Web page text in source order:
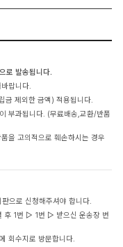
로 발송됩니다.
랍니다.
금 제외한 금액) 적용됩니다.
부과됩니다. (무료배송,교환/반품
을 고의적으로 훼손하시는 경우
으로 신청해주셔야 합니다.
후 1번 ▷ 1번 ▷ 받으신 운송장 번
회수지로 방문합니다.